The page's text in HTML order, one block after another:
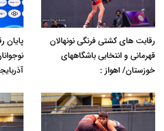
رقابت های کشتی فرنگی نونهالان
قهرمانی و انتخابی باشگاههای
خوزستان/ اهواز :
پایان